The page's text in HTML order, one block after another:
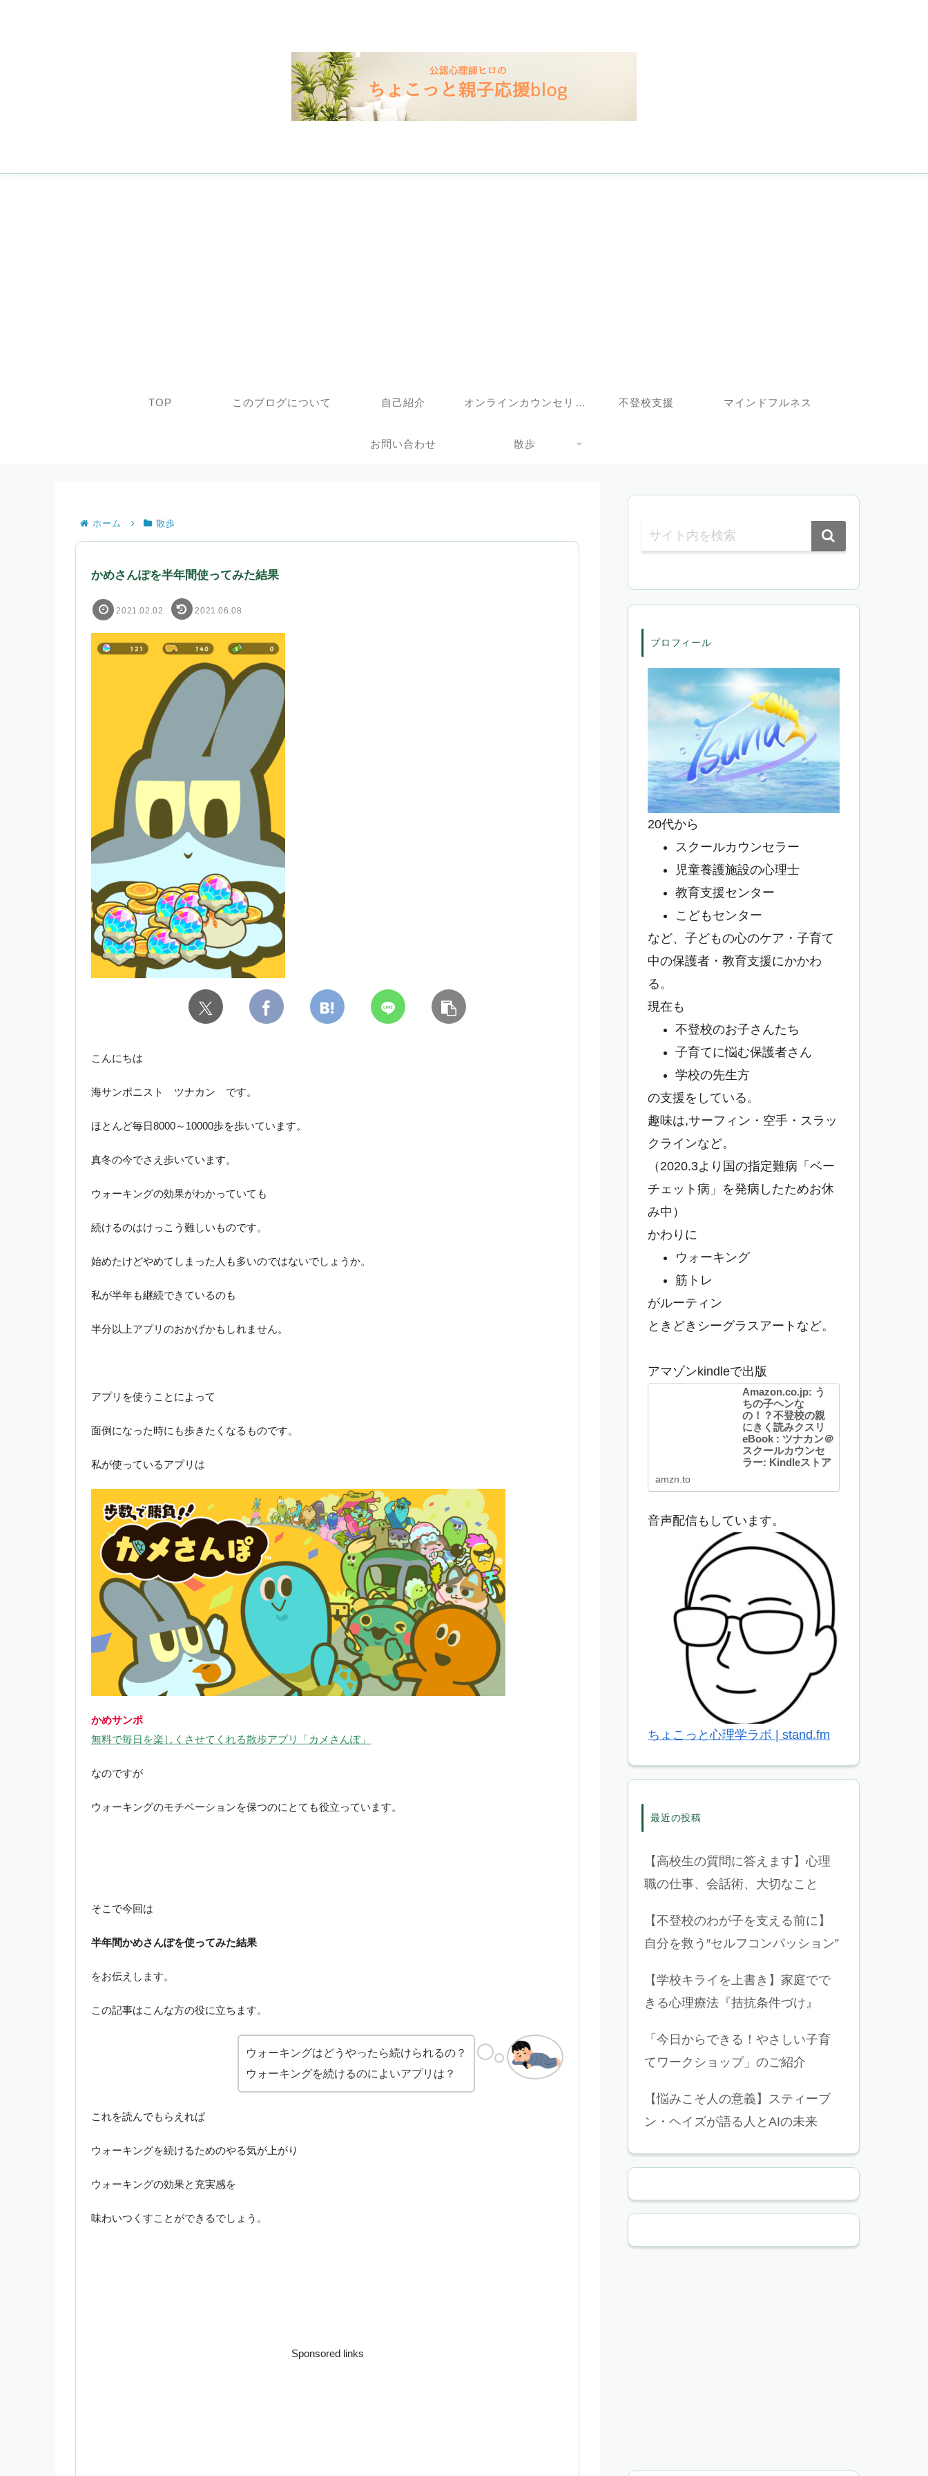
TOP このブログについて 自己紹介 オンラインカウンセリングサービス 不登校支援 マインドフルネス
お問い合わせ 散歩
ホーム 散歩
かめさんぽを半年間使ってみた結果
2021.02.02 2021.06.08
こんにちは
海サンポニスト ツナカン です。
ほとんど毎日8000～10000歩を歩いています。
真冬の今でさえ歩いています。
ウォーキングの効果がわかっていても
続けるのはけっこう難しいものです。
始めたけどやめてしまった人も多いのではないでしょうか。
私が半年も継続できているのも
半分以上アプリのおかげかもしれません。
アプリを使うことによって
面倒になった時にも歩きたくなるものです。
私が使っているアプリは
かめサンポ
無料で毎日を楽しくさせてくれる散歩アプリ「カメさんぽ」
なのですが
ウォーキングのモチベーションを保つのにとても役立っています。
そこで今回は
半年間かめさんぽを使ってみた結果
をお伝えします。
この記事はこんな方の役に立ちます。
ウォーキングはどうやったら続けられるの？
ウォーキングを続けるのによいアプリは？
これを読んでもらえれば
ウォーキングを続けるためのやる気が上がり
ウォーキングの効果と充実感を
味わいつくすことができるでしょう。
Sponsored links
プロフィール
20代から
スクールカウンセラー
児童養護施設の心理士
教育支援センター
こどもセンター
など、子どもの心のケア・子育て
中の保護者・教育支援にかかわ
る。
現在も
不登校のお子さんたち
子育てに悩む保護者さん
学校の先生方
の支援をしている。
趣味は,サーフィン・空手・スラッ
クラインなど。
（2020.3より国の指定難病「ベー
チェット病」を発病したためお休
み中）
かわりに
ウォーキング
筋トレ
がルーティン
ときどきシーグラスアートなど。
アマゾンkindleで出版
Amazon.co.jp: う
ちの子ヘンな
の！？不登校の親
にきく読みクスリ
eBook : ツナカン＠
スクールカウンセ
ラー: Kindleストア
にきく読みクスリ
Kindleストア
amzn.to
音声配信もしています。
ちょこっと心理学ラボ | stand.fm
最近の投稿
【高校生の質問に答えます】心理
職の仕事、会話術、大切なこと
【不登校のわが子を支える前に】
自分を救う″セルフコンパッション”
【学校キライを上書き】家庭でで
きる心理療法『拮抗条件づけ』
「今日からできる！やさしい子育
てワークショップ」のご紹介
【悩みこそ人の意義】スティーブ
ン・ヘイズが語る人とAIの未来